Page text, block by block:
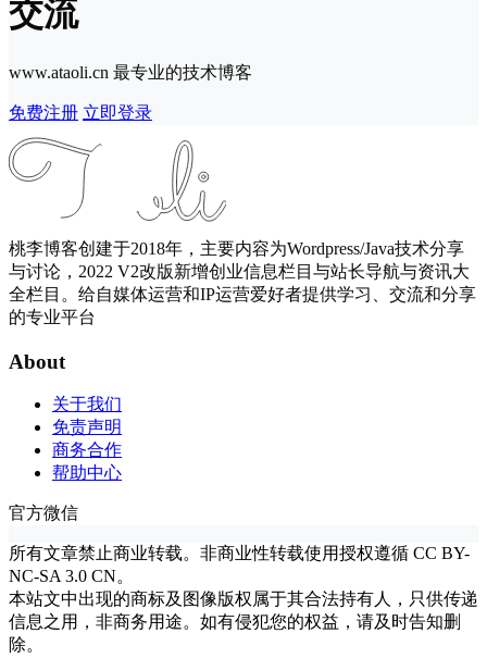
交流
www.ataoli.cn 最专业的技术博客
免费注册 立即登录
桃李博客创建于2018年，主要内容为Wordpress/Java技术分享
与讨论，2022 V2改版新增创业信息栏目与站长导航与资讯大
全栏目。给自媒体运营和IP运营爱好者提供学习、交流和分享
的专业平台
About
关于我们
免责声明
商务合作
帮助中心
官方微信
所有文章禁止商业转载。非商业性转载使用授权遵循 CC BY-
NC-SA 3.0 CN。
本站文中出现的商标及图像版权属于其合法持有人，只供传递
信息之用，非商务用途。如有侵犯您的权益，请及时告知删
除。